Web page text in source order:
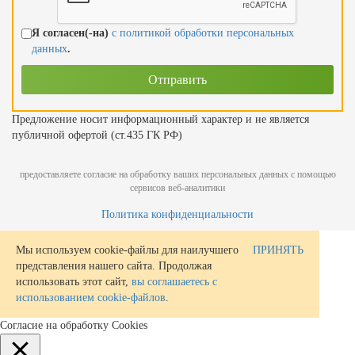
Я согласен(-на) с политикой обработки персональных
данных.
Предложение носит информационный характер и не является
публичной офертой (ст.435 ГК РФ)
предоставляете согласие на обработку ваших персональных данных с помощью
сервисов веб-аналитики
Политика конфиденциальности
Мы используем cookie-файлы для наилучшего
представления нашего сайта. Продолжая
использовать этот сайт, вы соглашаетесь с
использованием cookie-файлов
ПРИНЯТЬ
Согласие на обработку Cookies